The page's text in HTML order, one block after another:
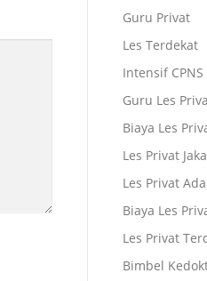
Guru Privat
Les Terdekat
Intensif CPNS
Guru Les
Biaya Les
Les Privat
Les Privat
Biaya Les
Les Privat
Bimbel